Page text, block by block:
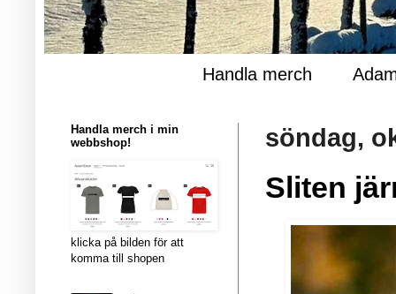
Handla merch
söndag,
Sliten
Handla merch i min
webbshop!
klicka på bilden för att
komma till shopen